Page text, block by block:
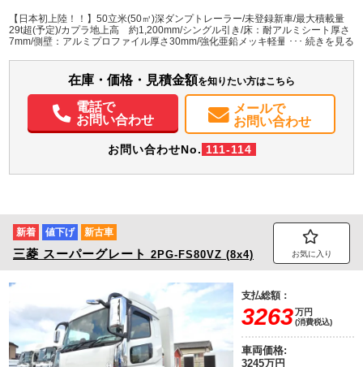
H:1,900
H:3,497
装備情報
【日本初上陸！！】50立米(50㎥)深ダンプトレーラー/未登録新車/最大積載量
29t超(予定)/カプラ地上高 約1,200mm/シングル引き/床：耐アルミシート厚さ
7mm/側壁：アルミプロファイル厚さ30mm/強化亜鉛メッキ軽量フレーム/BPW
在庫・価格・見積金額を知りたい方はこちら
電話で
お問い合わせ
メールで
お問い合わせ
お問い合わせNo. 111-114
新着 値下げ 新古車
三菱 スーパーグレート 2PG-FS80VZ (8x4) お気に入り
支払総額：
3263万円
(消費税込)
車両価格:
3245万円